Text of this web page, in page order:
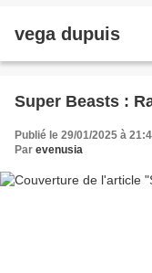
vega dupuis
Super Beasts :
Publié le 29/01/2025 à
Par evenusia